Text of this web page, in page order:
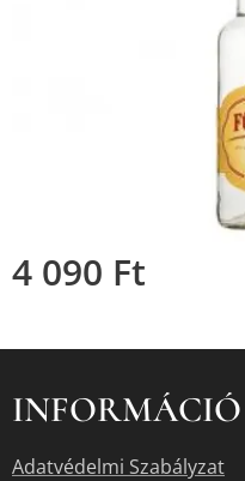
4 090 Ft
INFORMÁCIÓ
Adatvédelmi Szabályzat